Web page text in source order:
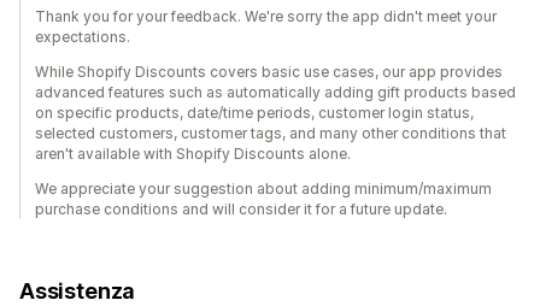
Thank you for your feedback. We're sorry the app didn't meet your
expectations.
While Shopify Discounts covers basic use cases, our app provides
advanced features such as automatically adding gift products based
on specific products, date/time periods, customer login status,
selected customers, customer tags, and many other conditions that
aren't available with Shopify Discounts alone.
We appreciate your suggestion about adding minimum/maximum
purchase conditions and will consider it for a future update.
Assistenza